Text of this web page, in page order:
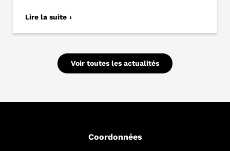
Lire la suite
Voir toutes les actualités
Coordonnées